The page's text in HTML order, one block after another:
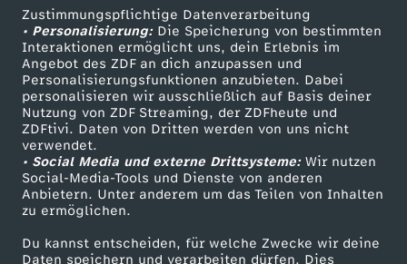
Zustimmungspflichtige Datenverarbeitung
• Personalisierung:Die Speicherung von bestimmten
Interaktionen ermöglicht uns, dein Erlebnis im
Angebot des ZDF an dich anzupassen und
Personalisierungsfunktionen anzubieten. Dabei
personalisieren wir ausschließlich auf Basis deiner
Nutzung von ZDF Streaming, der ZDFheute und
ZDFtivi. Daten von Dritten werden von uns nicht
verwendet.
• Social Media und externe Drittsysteme:Wir nutzen
Social-Media-Tools und Dienste von anderen
Anbietern. Unter anderem um das Teilen von Inhalten
zu ermöglichen.
Du kannst entscheiden, für welche Zwecke wir deine
Daten speichern und verarbeiten dürfen. Dies
n
u
a
r
2
0
Livestreams
Sendungen A-Z
TV-Programm
Zuschauerservice
Hilfe
ZDF Unternehmen
Karriere
ZDF goes Schule